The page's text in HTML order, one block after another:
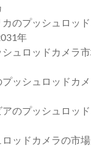
プッシュロッド
年
ロッドカメラ市
シュロッドカメ
プッシュロッド
ドカメラの市場